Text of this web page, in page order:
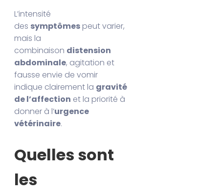
L’intensité
des symptômes peut varier,
mais la
combinaison distension
abdominale, agitation et
fausse envie de vomir
indique clairement la gravité
de l’affection et la priorité à
donner à l’urgence
vétérinaire.
Quelles sont
les